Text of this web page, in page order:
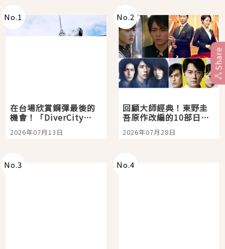
No.1
在台場欣賞鋼彈最後的
機會！「DiverCity
Tokyo Plaza」搭船、
購物、美食及夜景，一
2026年07月13日
No.2
回顧大師經典！東野圭
吾原作改編的10部日本
影視作品推薦
2026年07月28日
No.3 No.4
Share